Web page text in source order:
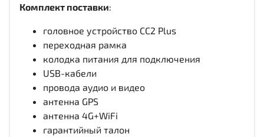
Комплект поставки:
головное устройство CC2 Plus
переходная рамка
колодка питания для подключения
USB-кабели
провода аудио и видео
антенна GPS
антенна 4G+WiFi
гарантийный талон